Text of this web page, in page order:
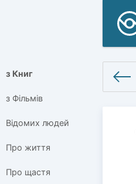
з Книг
з Фільмів
Відомих людей
Про життя
Про щастя